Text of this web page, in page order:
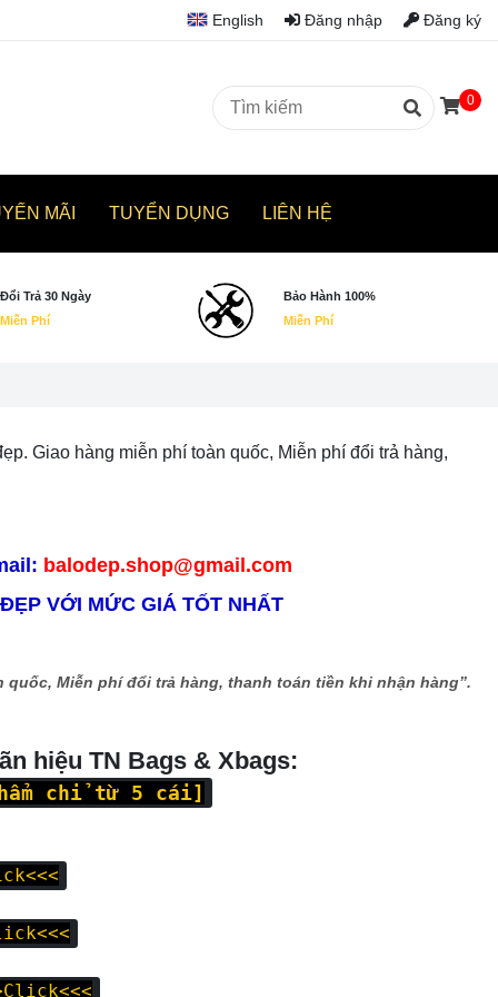
Giao hàng miễn phí toàn quốc, Miễn phí đổi trả hàng,
balodep.shop@gmail.com
VỚI MỨC GIÁ TỐT NHẤT
Miễn phí đổi trả hàng, thanh toán tiền khi nhận hàng”.
hiệu TN Bags & Xbags:
chỉ từ 5 cái]
English Đăng nhập Đăng ký
0
MÃI TUYỂN DỤNG LIÊN HỆ
Đổi Trả 30 Ngày
Miễn Phí
Bảo Hành 100%
Miễn Phí